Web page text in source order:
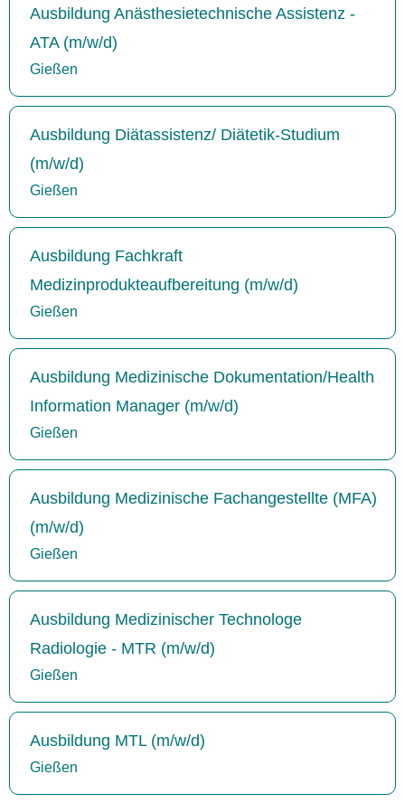
Ausbildung Anästhesietechnische Assistenz -
ATA (m/w/d)
Gießen
Ausbildung Diätassistenz/ Diätetik-Studium
(m/w/d)
Gießen
Ausbildung Fachkraft
Medizinprodukteaufbereitung (m/w/d)
Gießen
Ausbildung Medizinische Dokumentation/Health
Information Manager (m/w/d)
Gießen
Ausbildung Medizinische Fachangestellte (MFA)
(m/w/d)
Gießen
Ausbildung Medizinischer Technologe
Radiologie - MTR (m/w/d)
Gießen
Ausbildung MTL (m/w/d)
Gießen